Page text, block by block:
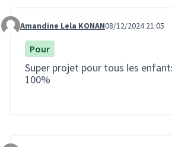
Commentaire 3195
Amandine Lela KONAN08/12/2024 21:05
Pour
Super projet pour tous les
100%